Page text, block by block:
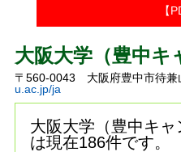
【
大阪大学（豊中キ
〒560-0043 大阪府豊中市待
u.ac.jp/ja
大阪大学（豊中キ
は現在186件です。